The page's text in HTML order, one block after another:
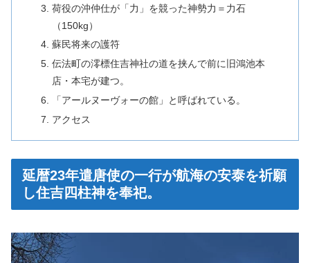
荷役の沖仲仕が「力」を競った神勢力＝力石
（150kg）
蘇民将来の護符
伝法町の澪標住吉神社の道を挟んで前に旧鴻池本
店・本宅が建つ。
「アールヌーヴォーの館」と呼ばれている。
アクセス
延暦23年遣唐使の一行が航海の安泰を祈願
し住吉四柱神を奉祀。